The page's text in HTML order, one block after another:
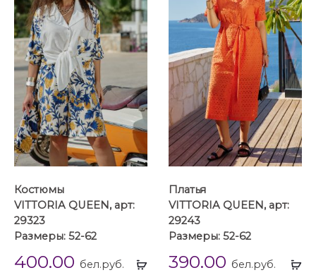
Выбрать
Костюмы
VITTORIA QUEEN, арт:
29323
Размеры: 52-62
400.00 бел.руб.
Платья
VITTORIA QUEEN, арт:
29243
Размеры: 52-62
390.00 бел.руб.